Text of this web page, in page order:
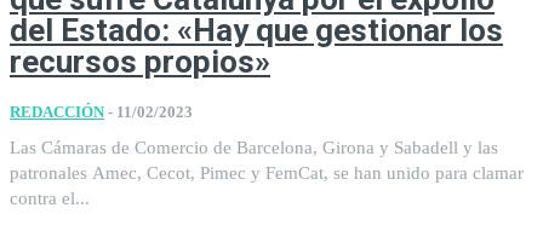
del Estado: «Hay que gestionar los
recursos propios»
REDACCIÓN - 11/02/2023
Las Cámaras de Comercio de Barcelona, Girona y Sabadell y las
patronales Amec, Cecot, Pimec y FemCat, se han unido para clamar
contra el...